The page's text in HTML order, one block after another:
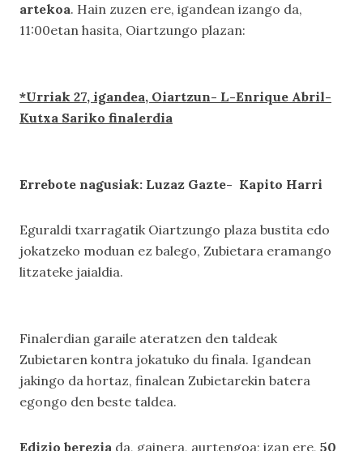
artekoa. Hain zuzen ere, igandean izango da,
11:00etan hasita, Oiartzungo plazan:
*Urriak 27, igandea, Oiartzun- L-Enrique Abril-
Kutxa Sariko finalerdia
Errebote nagusiak: Luzaz Gazte- Kapito Harri
Eguraldi txarragatik Oiartzungo plaza bustita edo
jokatzeko moduan ez balego, Zubietara eramango
litzateke jaialdia.
Finalerdian garaile ateratzen den taldeak
Zubietaren kontra jokatuko du finala. Igandean
jakingo da hortaz, finalean Zubietarekin batera
egongo den beste taldea.
Edizio berezia da, gainera, aurtengoa; izan ere, 50